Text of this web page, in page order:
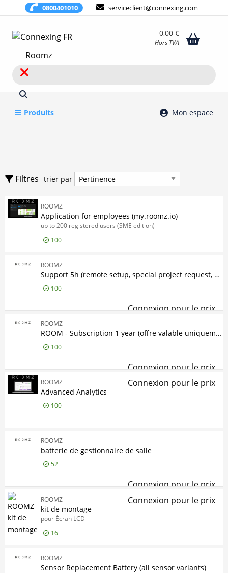
0800401010 serviceclient@connexing.com
0,00 €
Hors TVA
Rechercher
Produits Mon espace
Flex Office
Afficher uniquement
Afficher uniquement
En stock
ROOMZ
Etat/condition produit
Etat/condition produit
Nouveau
Gamme de produits
ROOMZ
Modèle
Modèle
Filtres trier par
trier par
ROOMZ
Application for employees (my.roomz.io)
up to 200 registered users (SME edition)
100
ROOMZ
Support 5h (remote setup, special project request, etc.)
100
Connexion pour le prix
ROOMZ
ROOM - Subscription 1 year (offre valable uniquement lors d'un renouvellement de licence)
100
Connexion pour le prix
ROOMZ
Advanced Analytics
100
Connexion pour le prix
ROOMZ
batterie de gestionnaire de salle
52
Connexion pour le prix
ROOMZ
kit de montage
pour Écran LCD
16
Connexion pour le prix
ROOMZ
Sensor Replacement Battery (all sensor variants)